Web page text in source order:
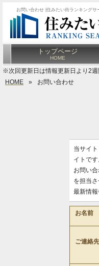
お問い合わせ |住みたい街ランキングサ
トップページ
HOME
※次回更新日は情報更新日より2
HOME
» お問い合わせ
当サイ
イトです
お問い
を担当さ
最新情
お名前
ご連絡先